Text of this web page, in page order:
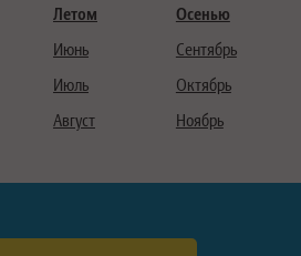
Летом
Июнь
Июль
Август
Осенью
Сентябрь
Октябрь
Ноябрь